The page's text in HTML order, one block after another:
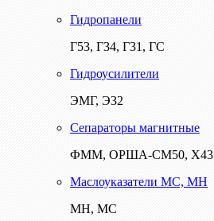
Гидропанели
Г53, Г34, Г31, ГС
Гидроусилители
ЭМГ, Э32
Сепараторы магнитные
ФММ, ОРША-СМ50, Х43
Маслоуказатели МС, МН
МН, МС